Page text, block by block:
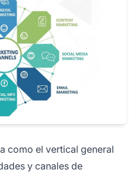
como el vertical general
y canales de